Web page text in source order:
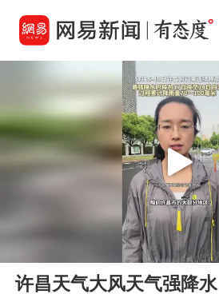
Play
许昌天气大风天气强降水